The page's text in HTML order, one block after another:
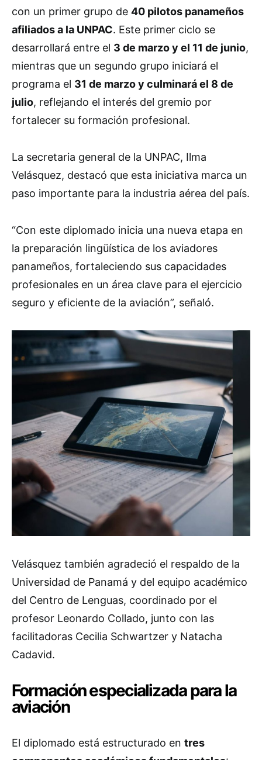
con un primer grupo de 40 pilotos panameños
afiliados a la UNPAC. Este primer ciclo se
desarrollará entre el 3 de marzo y el 11 de junio,
mientras que un segundo grupo iniciará el
programa el 31 de marzo y culminará el 8 de
julio, reflejando el interés del gremio por
fortalecer su formación profesional.
La secretaria general de la UNPAC, Ilma
Velásquez, destacó que esta iniciativa marca un
paso importante para la industria aérea del país.
“Con este diplomado inicia una nueva etapa en
la preparación lingüística de los aviadores
panameños, fortaleciendo sus capacidades
profesionales en un área clave para el ejercicio
seguro y eficiente de la aviación”, señaló.
Velásquez también agradeció el respaldo de la
Universidad de Panamá y del equipo académico
del Centro de Lenguas, coordinado por el
profesor Leonardo Collado, junto con las
facilitadoras Cecilia Schwartzer y Natacha
Cadavid.
Formación especializada para la
aviación
El diplomado está estructurado en tres